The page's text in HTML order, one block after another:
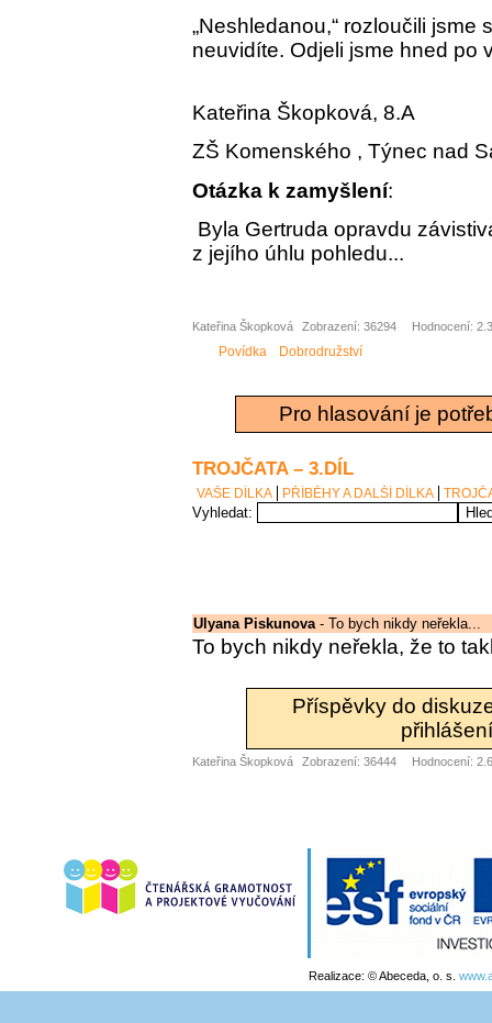
„Neshledanou,“ rozloučili
neuvidíte. Odjeli jsme hned po
Kateřina Škopková, 8.A
ZŠ Komenského , Týnec nad
Otázka k zamyšlení:
Byla Gertruda opravdu
z jejího úhlu pohledu...
Kateřina Škopková Zobrazení: 36294 Hodnocení:
Povídka Dobrodružství
Pro hlasování je
TROJČATA – 3.DÍL
VAŠE DÍLKA PŘÍBĚHY A DALŠÍ DÍLKA
Vyhledat:
Ulyana Piskunova - To bych nikdy neřekla...
To bych nikdy neřekla, že to
Příspěvky do
Kateřina Škopková Zobrazení: 36444 Hodnocení:
Realizace: © Abeceda, o. s.